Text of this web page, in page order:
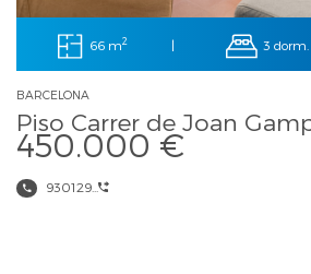
66 m2 | 3 dorm.
BARCELONA
Piso Carrer de Joan
450.000 €
930129...